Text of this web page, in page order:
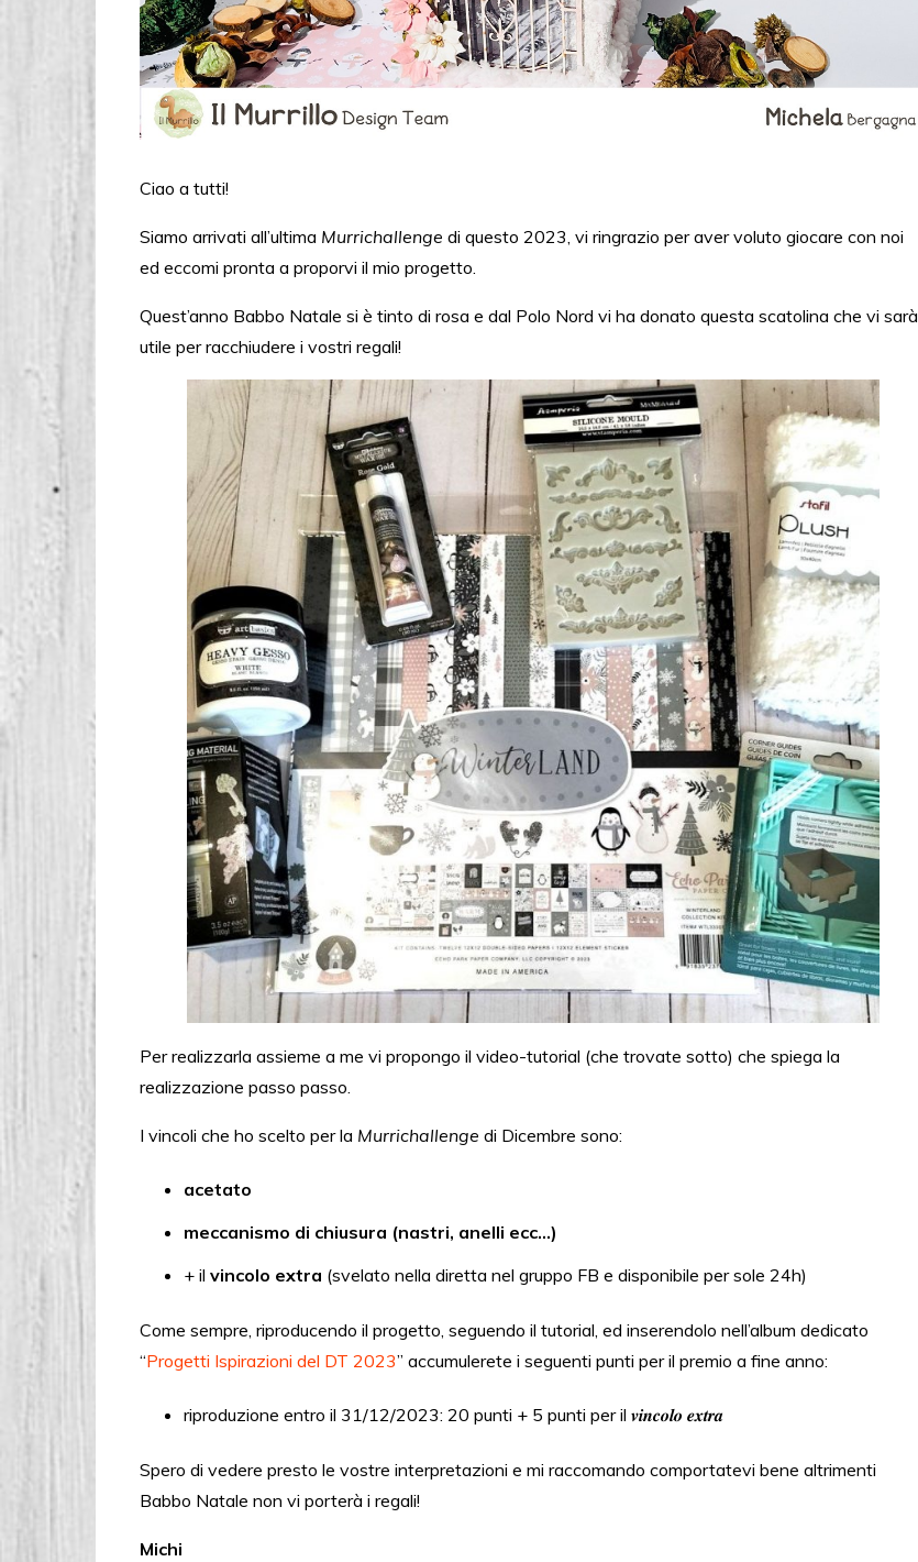
Ciao a tutti!
Siamo arrivati all’ultima Murrichallenge di questo 2023, vi ringrazio per aver voluto giocare con noi
ed eccomi pronta a proporvi il mio progetto.
Quest’anno Babbo Natale si è tinto di rosa e dal Polo Nord vi ha donato questa scatolina che vi sarà
utile per racchiudere i vostri regali!
Per realizzarla assieme a me vi propongo il video-tutorial (che trovate sotto) che spiega la
realizzazione passo passo.
I vincoli che ho scelto per la Murrichallenge di Dicembre sono:
acetato
meccanismo di chiusura (nastri, anelli ecc…)
+ il vincolo extra (svelato nella diretta nel gruppo FB e disponibile per sole 24h)
Come sempre, riproducendo il progetto, seguendo il tutorial, ed inserendolo nell’album dedicato
“Progetti Ispirazioni del DT 2023” accumulerete i seguenti punti per il premio a fine anno:
riproduzione entro il 31/12/2023: 20 punti + 5 punti per il 𝒗𝒊𝒏𝒄𝒐𝒍𝒐 𝒆𝒙𝒕𝒓𝒂
Spero di vedere presto le vostre interpretazioni e mi raccomando comportatevi bene altrimenti
Babbo Natale non vi porterà i regali!
Michi